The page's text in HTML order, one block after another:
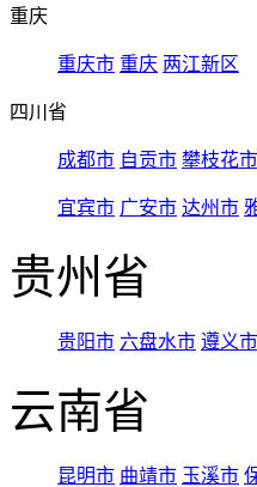
重庆
重庆市 重庆 两江新区
四川省
成都市 自贡市 攀枝花市
宜宾市 广安市 达州市
贵州省
贵阳市 六盘水市 遵义市
云南省
昆明市 曲靖市 玉溪市